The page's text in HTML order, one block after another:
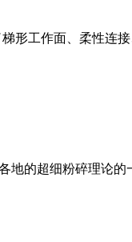
形工作面、柔性连
的超细粉碎理论